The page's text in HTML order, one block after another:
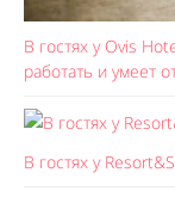
В гостях у Ovis
работать и умеет
В гостях у